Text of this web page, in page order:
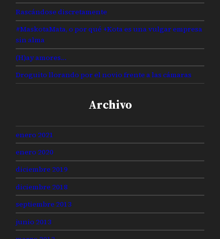
Rascándose discretamente
#MaskotaMata, o por qué +Kota es una vulgar empresa
sin alma
(H)ay amores…
Droguito llorando por el novio frente a las cámaras
Archivo
enero 2021
enero 2020
diciembre 2019
diciembre 2018
septiembre 2013
junio 2013